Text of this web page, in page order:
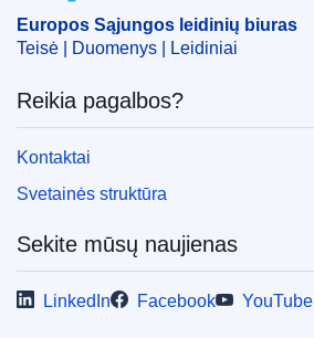
Europos Sąjungos leidinių biuras
Teisė | Duomenys | Leidiniai
Reikia pagalbos?
Kontaktai
Svetainės struktūra
Sekite mūsų naujienas
LinkedIn Facebook YouTube